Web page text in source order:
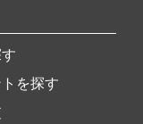
を探す